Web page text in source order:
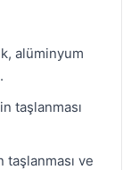
alüminyum
taşlanması
taşlanması ve